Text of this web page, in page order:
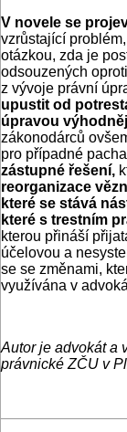
V novele se
vzrůstající problém,
otázkou, zda je
odsouzených
z vývoje právní
upustit od
úpravou
zákonodárců
pro případné
zástupné řešení,
reorganizace
které se stává
které s trestním
kterou přináší
účelovou a
se se změnami,
využívána v
Autor je advokát a
právnické ZČU v